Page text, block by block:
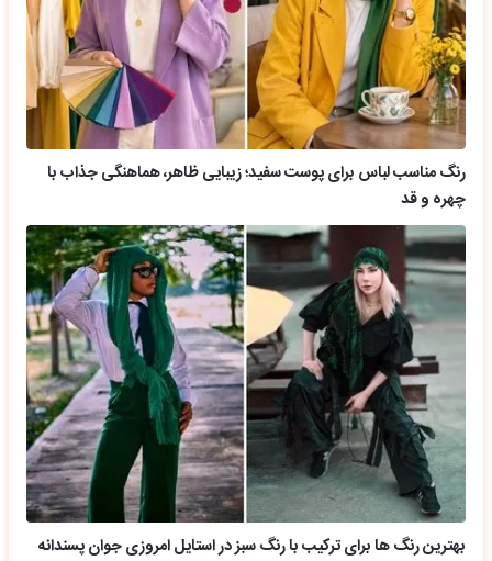
رنگ مناسب لباس برای پوست سفید؛ زیبایی ظاهر، هماهنگی جذاب با
چهره و قد
بهترین رنگ ها برای ترکیب با رنگ سبز در استایل امروزی جوان پسندانه